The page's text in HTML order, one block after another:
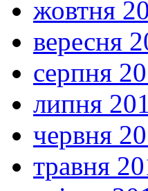
жовтня
вересня
серпня
липня
червня
травня